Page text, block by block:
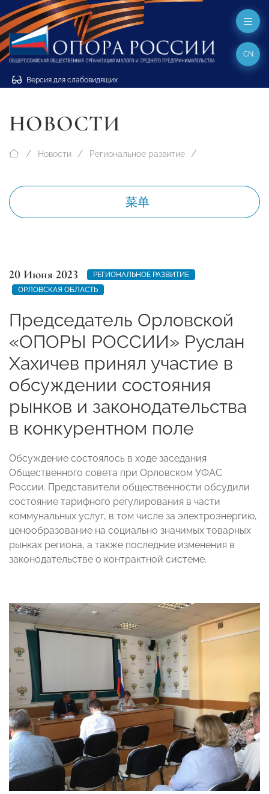
Версия для слабовидящих
CN
НОВОСТИ
Новости Региональное развитие
菜单
20 Июня 2023
РЕГИОНАЛЬНОЕ РАЗВИТИЕ
ОРЛОВСКАЯ ОБЛАСТЬ
Председатель Орловской
«ОПОРЫ РОССИИ» Руслан
Хахичев принял участие в
обсуждении состояния
рынков и законодательства
в конкурентном поле
Обсуждение состоялось в ходе заседания
Общественного совета при Орловском УФАС
России. Представители общественности обсудили
состояние тарифного регулирования в части
коммунальных услуг, в том числе за электроэнергию,
ценообразование на социально значимых товарных
рынках региона, а также последние изменения в
законодательстве о контрактной системе.